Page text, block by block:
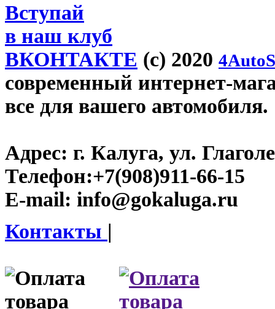
Вступай
в наш клуб
ВКОНТАКТЕ (c) 2020
современный интернет-
все для вашего автомобиля.
Адрес: г. Калуга, ул.
Телефон:+7(908)911-66-15
E-mail: info@gokaluga.ru
Контакты |